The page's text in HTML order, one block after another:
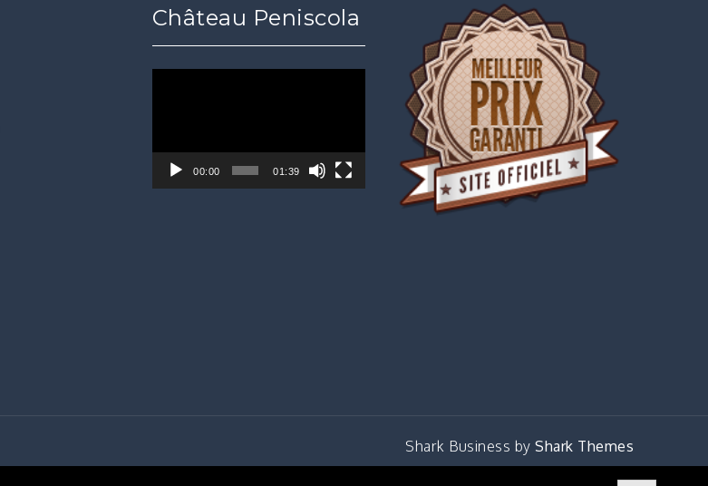
Château Peniscola
00:00 01:39
Shark Business by Shark Themes